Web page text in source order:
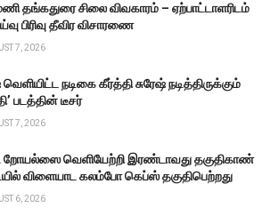
தங்கதுரை சிலை விவகாரம் – ஏற்பாட்டாளரிடம்
பிரிவு தீவிர விசாரணை
7, 2026
நடிகை கீர்த்தி சுரேஷ் நடித்திருக்கும்
படத்தின் டீசர்
7, 2026
றோயல்ஸை வெளியேற்றி இரண்டாவது தகுதிகாண்
விளையாட கலம்போ கெப்ஸ் தகுதிபெற்றது
6, 2026